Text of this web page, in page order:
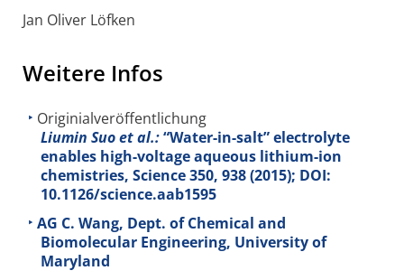
Jan Oliver Löfken
Weitere Infos
Originialveröffentlichung
Liumin Suo et al.:“Water-in-salt” electrolyte
enables high-voltage aqueous lithium-ion
chemistries, Science350, 938 (2015); DOI:
10.1126/science.aab1595
AG C. Wang, Dept. of Chemical and
Biomolecular Engineering, University of
Maryland